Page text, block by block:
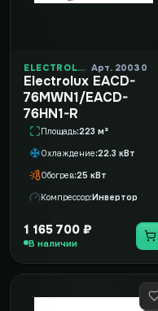
ELECTROLUX Арт. 20030
Electrolux EACD-
76MWN1/EACD-
76HN1-R
Площадь 223 м²
Охлаждение 22.3 кВт
Обогрев 25 кВт
Компрессор Инвертор
1 165 700 ₽
В наличии